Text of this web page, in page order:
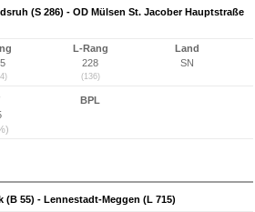
(S 286) - OD Mülsen St. Jacober Hauptstraße
L-Rang
228
(136)
Land
SN
BPL
55) - Lennestadt-Meggen (L 715)